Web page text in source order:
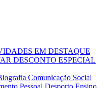
EM DESTAQUE
DESCONTO ESPECIAL
Comunicação Social
Pessoal Desporto Ensino